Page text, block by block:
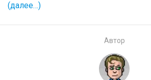
(далее…)
Автор